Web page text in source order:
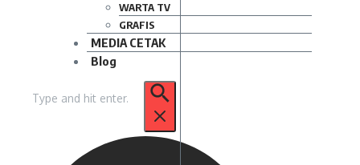
WARTA TV
GRAFIS
MEDIA CETAK
Blog
untuk: